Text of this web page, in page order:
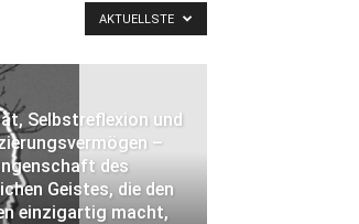
AKTUELLSTE
Selbstreflexion und
–
des
Geistes, die den
einzigartig macht,